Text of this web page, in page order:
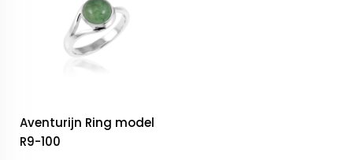
Aventurijn Ring model
R9-100